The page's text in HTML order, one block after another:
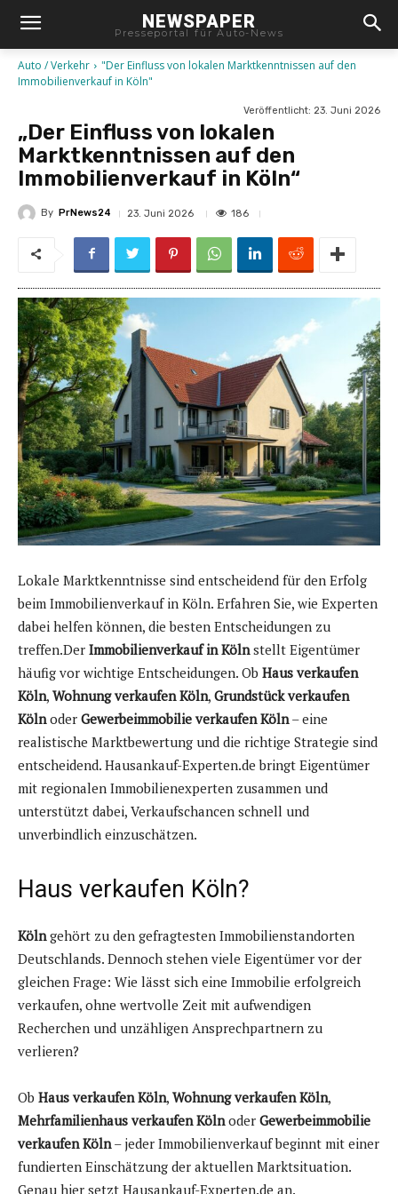
NEWSPAPER
Presseportal für Auto-News
Auto / Verkehr
"Der Einfluss von lokalen Marktkenntnissen auf den
Immobilienverkauf in Köln"
Veröffentlicht: 23. Juni 2026
„Der Einfluss von lokalen
Marktkenntnissen auf den
Immobilienverkauf in Köln“
By PrNews24 23. Juni 2026 186
Lokale Marktkenntnisse sind entscheidend für den Erfolg
beim Immobilienverkauf in Köln. Erfahren Sie, wie Experten
dabei helfen können, die besten Entscheidungen zu
treffen.Der Immobilienverkauf in Köln stellt Eigentümer
häufig vor wichtige Entscheidungen. Ob Haus verkaufen
Köln, Wohnung verkaufen Köln, Grundstück verkaufen
Köln oder Gewerbeimmobilie verkaufen Köln – eine
realistische Marktbewertung und die richtige Strategie sind
entscheidend. Hausankauf-Experten.de bringt Eigentümer
mit regionalen Immobilienexperten zusammen und
unterstützt dabei, Verkaufschancen schnell und
unverbindlich einzuschätzen.
Haus verkaufen Köln?
Köln gehört zu den gefragtesten Immobilienstandorten
Deutschlands. Dennoch stehen viele Eigentümer vor der
gleichen Frage: Wie lässt sich eine Immobilie erfolgreich
verkaufen, ohne wertvolle Zeit mit aufwendigen
Recherchen und unzähligen Ansprechpartnern zu
verlieren?
Ob Haus verkaufen Köln, Wohnung verkaufen Köln,
Mehrfamilienhaus verkaufen Köln oder Gewerbeimmobilie
verkaufen Köln – jeder Immobilienverkauf beginnt mit einer
fundierten Einschätzung der aktuellen Marktsituation.
Genau hier setzt Hausankauf-Experten.de an.